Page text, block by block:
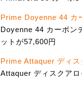
Prime Doyenne 44 カ
Doyenne 44 カーボン
ットが57,600円
Prime Attaquer ディ
Attaquer ディスクア